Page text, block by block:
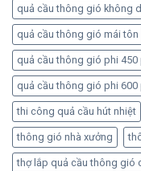
quả cầu thông gió không
quả cầu thông gió mái tôn
quả cầu thông gió phi 450
quả cầu thông gió phi 600
thi công quả cầu hút nhiệt
thông gió nhà xưởng
thợ lắp quả cầu thông gió